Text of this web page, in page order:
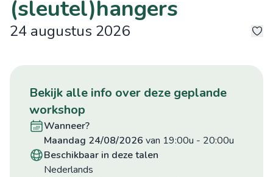
(sleutel)hangers
24 augustus 2026
bekijk alle info over deze geplande
workshop
wanneer?
maandag 24/08/2026 van 19:00u - 20:00u
beschikbaar in deze talen
Nederlands